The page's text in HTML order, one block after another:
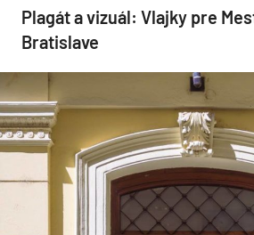
Plagát a vizuál: Vlajky pre
Bratislave